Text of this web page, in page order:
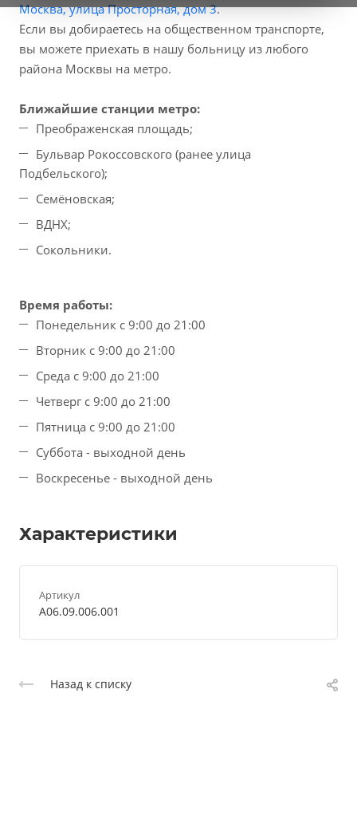
Москва, улица Просторная, дом 3.
Если вы добираетесь на общественном транспорте,
вы можете приехать в нашу больницу из любого
района Москвы на метро.
Ближайшие станции метро:
Преображенская площадь;
Бульвар Рокоссовского (ранее улица
Подбельского);
Семёновская;
ВДНХ;
Сокольники.
Время работы:
Понедельник с 9:00 до 21:00
Вторник с 9:00 до 21:00
Среда с 9:00 до 21:00
Четверг с 9:00 до 21:00
Пятница с 9:00 до 21:00
Суббота - выходной день
Воскресенье - выходной день
Характеристики
Артикул
А06.09.006.001
Назад к списку